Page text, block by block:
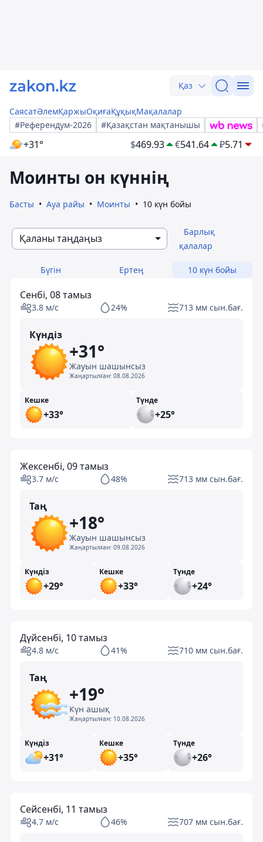
Қаз
СаясатӘлемҚаржыОқиғаҚұқықМақалалар
#Референдум-2026
#Қазақстан мақтанышы
+31° $469.93 €541.64 ₽5.71
Моинты он күннің
Басты Ауа райы Моинты 10 күн бойы
Қаланы таңдаңыз
Барлық
қалалар
Бүгін Ертең 10 күн бойы
Сенбі, 08 тамыз
3.8 м/с 24% 713 мм сын.бағ.
Күндіз
+31°
Жауын шашынсыз
Жаңартылған: 08.08.2026
Кешке
+33°
Түнде
+25°
Жексенбі, 09 тамыз
3.7 м/с 48% 713 мм сын.бағ.
Таң
+18°
Жауын шашынсыз
Жаңартылған: 09.08.2026
Күндіз
+29°
Кешке
+33°
Түнде
+24°
Дүйсенбі, 10 тамыз
4.8 м/с 41% 710 мм сын.бағ.
Таң
+19°
Күн ашық
Жаңартылған: 10.08.2026
Күндіз
+31°
Кешке
+35°
Түнде
+26°
Сейсенбі, 11 тамыз
4.7 м/с 46% 707 мм сын.бағ.